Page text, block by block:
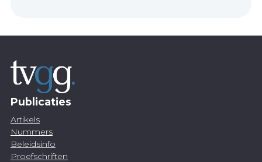
Publicaties
Artikels
Nummers
Beleidsinfo
Proefschriften